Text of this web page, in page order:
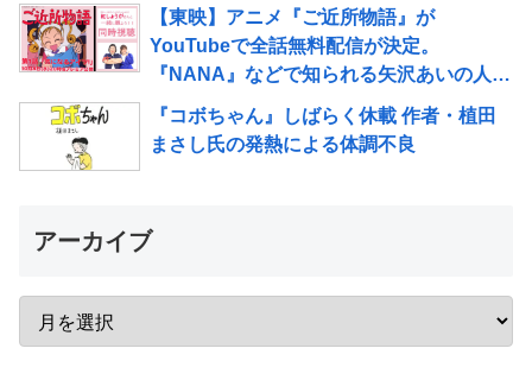
【東映】アニメ『ご近所物語』が
YouTubeで全話無料配信が決定。
『NANA』などで知られる矢沢あいの人気
漫画のアニメ化作品
『コボちゃん』しばらく休載 作者・植田
まさし氏の発熱による体調不良
アーカイブ